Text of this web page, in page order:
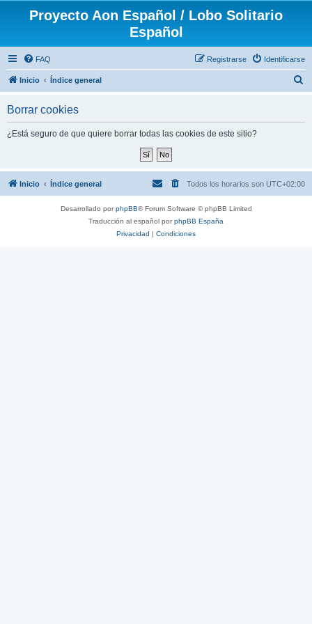
Proyecto Aon Español / Lobo Solitario
Español
FAQ Identificarse
Registrarse
Inicio Índice general
Borrar cookies
¿Está seguro de que quiere borrar todas las cookies de este sitio?
Inicio Índice general Todos los horarios son UTC+02:00
Desarrollado porphpBB® Forum Software © phpBB Limited
Traducción al español porphpBB España
Privacidad | Condiciones